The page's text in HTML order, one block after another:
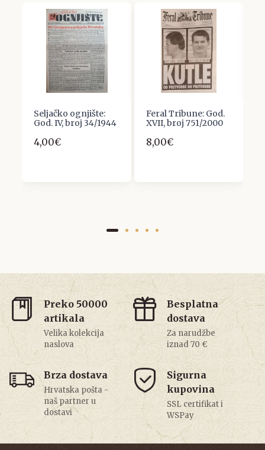
Seljačko ognjište:
God. IV, broj 34/1944
4,00€
Feral Tribune: God.
XVII, broj 751/2000
8,00€
Preko 50000
artikala
Velika kolekcija
naslova
Besplatna
dostava
Za narudžbe
iznad 70 €
Brza dostava
Hrvatska pošta -
naš partner u
dostavi
Sigurna
kupovina
SSL certifikat i
WSPay